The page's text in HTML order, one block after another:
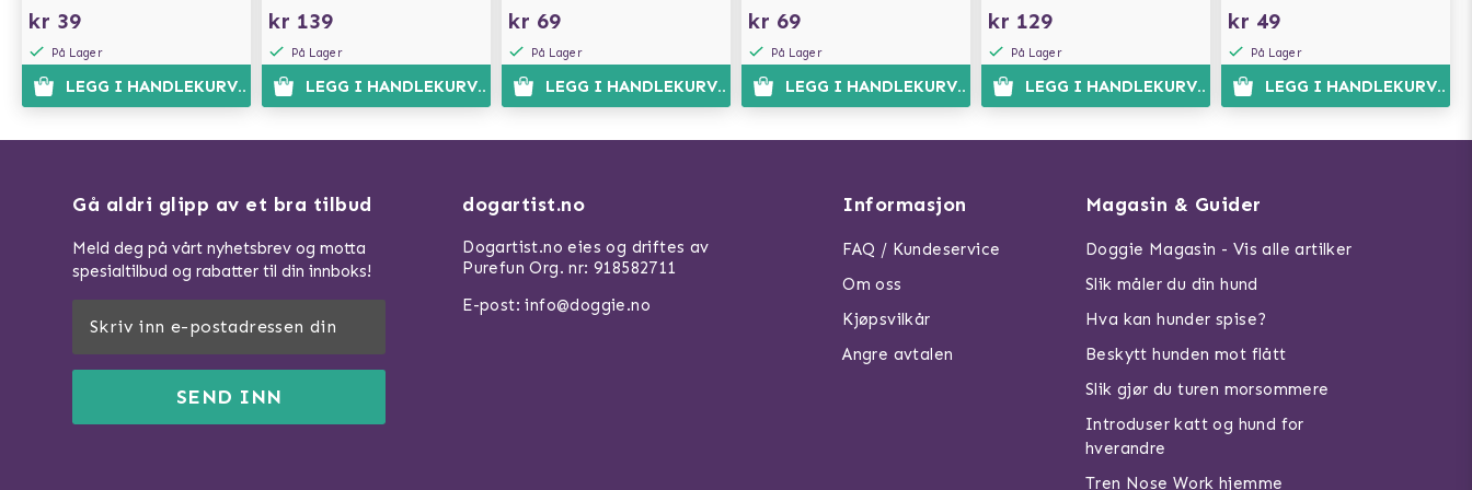
kr 39
På Lager
LEGG I HANDLEKURVEN
kr 139
På Lager
LEGG I HANDLEKURVEN
kr 69
På Lager
LEGG I HANDLEKURVEN
kr 69
På Lager
LEGG I HANDLEKURVEN
kr 129
På Lager
LEGG I HANDLEKURVEN
kr 49
På Lager
LEGG I HANDLEKURVEN
Gå aldri glipp av et bra tilbud
Meld deg på vårt nyhetsbrev og motta
spesialtilbud og rabatter til din innboks!
SEND INN
dogartist.no
Dogartist.no eies og driftes av
Purefun Org. nr: 918582711
E-post: info@doggie.no
Informasjon
FAQ / Kundeservice
Om oss
Kjøpsvilkår
Angre avtalen
Magasin & Guider
Doggie Magasin - Vis alle artilker
Slik måler du din hund
Hva kan hunder spise?
Beskytt hunden mot flått
Slik gjør du turen morsommere
Introduser katt og hund for
hverandre
Tren Nose Work hjemme